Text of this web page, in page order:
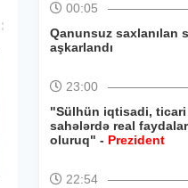
00:05
Qanunsuz saxlanılan
aşkarlandı
23:00
"Sülhün iqtisadi,
sahələrdə real
oluruq" - Prezident
22:54